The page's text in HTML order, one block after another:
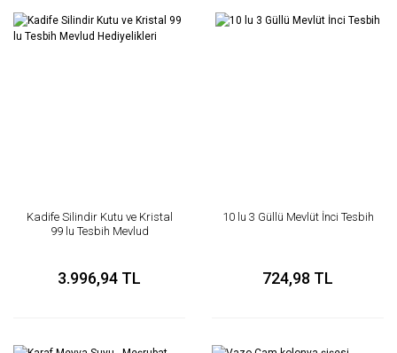
Kadife Silindir Kutu ve Kristal
99 lu Tesbih Mevlud
3.996,94 TL
10 lu 3 Güllü Mevlüt İnci Tesbih
724,98 TL